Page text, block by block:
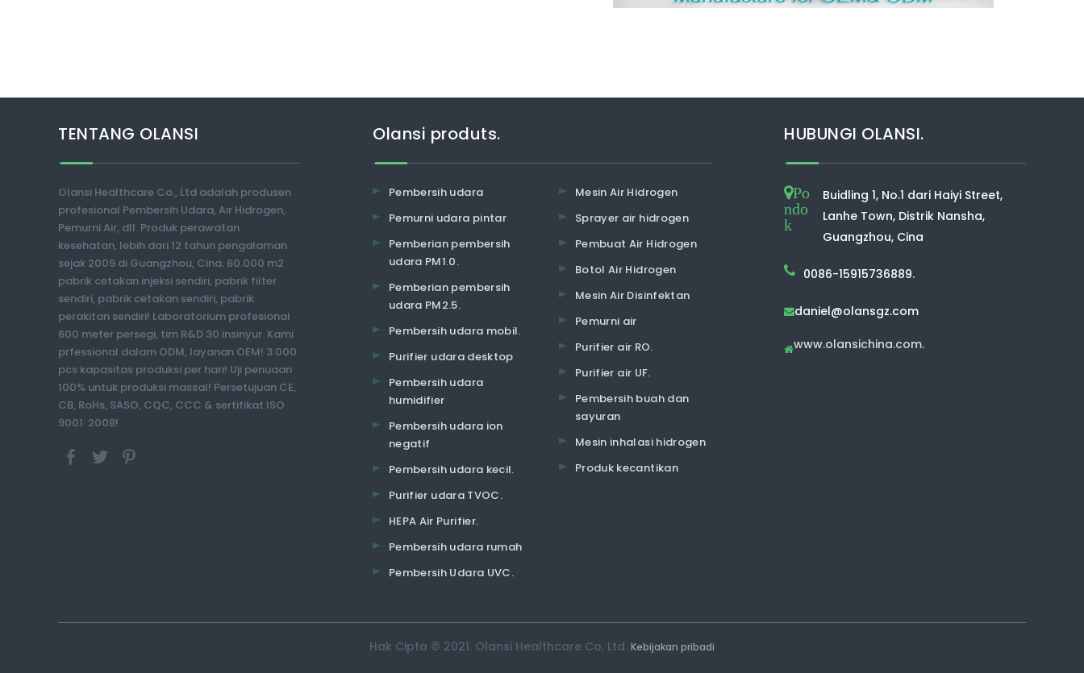
TENTANG OLANSI
Olansi Healthcare Co., Ltd adalah produsen
profesional Pembersih Udara, Air Hidrogen,
Pemurni Air, dll. Produk perawatan
kesehatan, lebih dari 12 tahun pengalaman
sejak 2009 di Guangzhou, Cina. 60.000 m2
pabrik cetakan injeksi sendiri, pabrik filter
sendiri, pabrik cetakan sendiri, pabrik
perakitan sendiri! Laboratorium profesional
600 meter persegi, tim R&D 30 insinyur. Kami
prfessional dalam ODM, layanan OEM! 3.000
pcs kapasitas produksi per hari! Uji penuaan
100% untuk produksi massal! Persetujuan CE,
CB, RoHs, SASO, CQC, CCC & sertifikat ISO
9001: 2008!
Olansi produts.
Pembersih udara
Pemurni udara pintar
Pemberian pembersih
udara PM1.0.
Pemberian pembersih
udara PM2.5.
Pembersih udara mobil.
Purifier udara desktop
Pembersih udara
humidifier
Pembersih udara ion
negatif
Pembersih udara kecil.
Purifier udara TVOC.
HEPA Air Purifier.
Pembersih udara rumah
Pembersih Udara UVC.
Mesin Air Hidrogen
Sprayer air hidrogen
Pembuat Air Hidrogen
Botol Air Hidrogen
Mesin Air Disinfektan
Pemurni air
Purifier air RO.
Purifier air UF.
Pembersih buah dan
sayuran
Mesin inhalasi hidrogen
Produk kecantikan
HUBUNGI OLANSI.
Po
ndo
k
Buidling 1, No.1 dari Haiyi Street,
Lanhe Town, Distrik Nansha,
Guangzhou, Cina
0086-15915736889.
daniel@olansgz.com
www.olansichina.com.
Hak Cipta © 2021. Olansi Healthcare Co, Ltd. Kebijakan pribadi